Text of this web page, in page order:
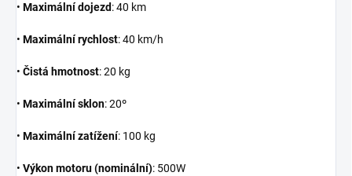
• Maximální dojezd: 40 km
• Maximální rychlost: 40 km/h
• Čistá hmotnost: 20 kg
• Maximální sklon: 20º
• Maximální zatížení: 100 kg
• Výkon motoru (nominální): 500W